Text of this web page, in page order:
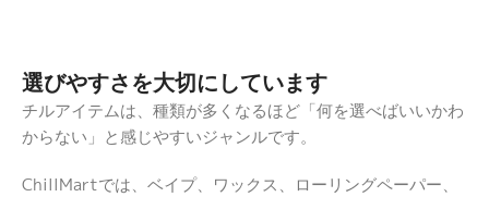
選びやすさを大切にしています
チルアイテムは、種類が多くなるほど「何を選べばいいかわ
からない」と感じやすいジャンルです。
ChillMartでは、ベイプ、ワックス、ローリングペーパー、